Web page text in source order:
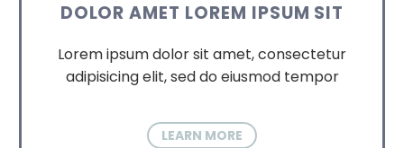
DOLOR AMET LOREM IPSUM SIT
Lorem ipsum dolor sit amet, consectetur
adipisicing elit, sed do eiusmod tempor
LEARN MORE